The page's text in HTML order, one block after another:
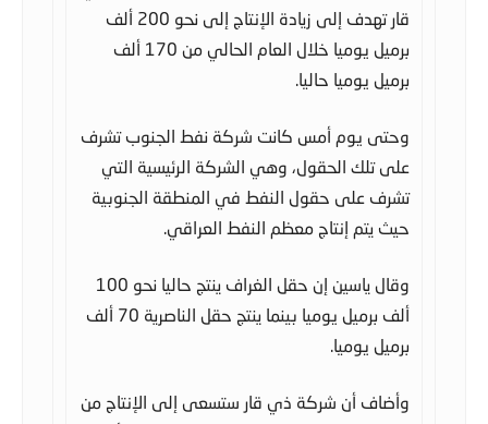
قار تهدف إلى زيادة الإنتاج إلى نحو 200 ألف
برميل يوميا خلال العام الحالي من 170 ألف
برميل يوميا حاليا.
وحتى يوم أمس كانت شركة نفط الجنوب تشرف
على تلك الحقول، وهي الشركة الرئيسية التي
تشرف على حقول النفط في المنطقة الجنوبية
حيث يتم إنتاج معظم النفط العراقي.
وقال ياسين إن حقل الغراف ينتج حاليا نحو 100
ألف برميل يوميا بينما ينتج حقل الناصرية 70 ألف
برميل يوميا.
وأضاف أن شركة ذي قار ستسعى إلى الإنتاج من